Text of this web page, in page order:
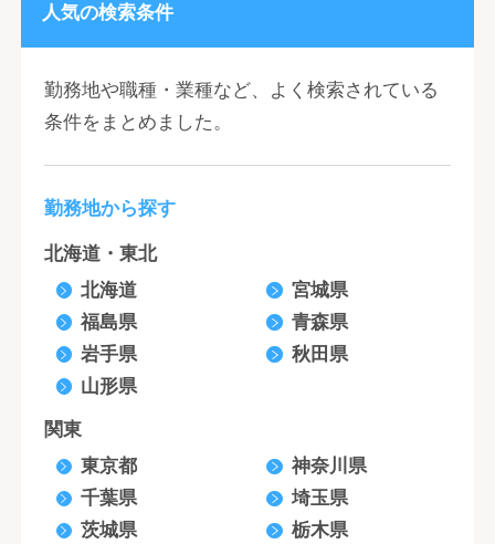
人気の検索条件
勤務地や職種・業種など、よく検索されている
条件をまとめました。
勤務地から探す
北海道・東北
北海道
宮城県
福島県
青森県
岩手県
秋田県
山形県
関東
東京都
神奈川県
千葉県
埼玉県
茨城県
栃木県